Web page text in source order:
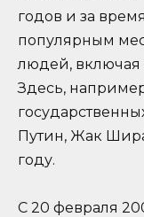
годов и за
популярным
людей, включая
Здесь,
Путин, Жак
году.
С 20 февраля